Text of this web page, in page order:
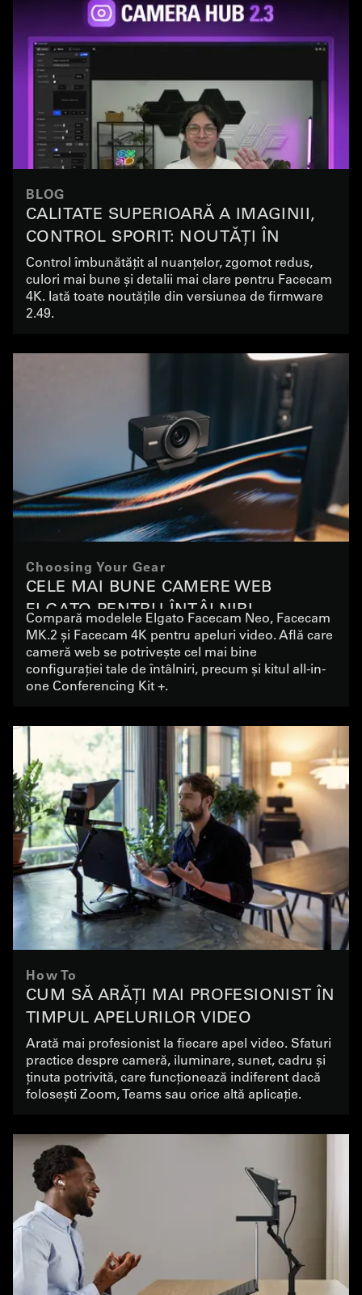
BLOG
CALITATE SUPERIOARĂ A IMAGINII,
CONTROL SPORIT: NOUTĂȚI ÎN
VERSIUNEA 2.49 A FIRMWARE-ULUI
FACECAM 4K
Control îmbunătățit al nuanțelor, zgomot redus,
culori mai bune și detalii mai clare pentru Facecam
4K. Iată toate noutățile din versiunea de firmware
2.49.
Choosing Your Gear
CELE MAI BUNE CAMERE WEB
ELGATO PENTRU ÎNTÂLNIRI
Compară modelele Elgato Facecam Neo, Facecam
MK.2 și Facecam 4K pentru apeluri video. Află care
cameră web se potrivește cel mai bine
configurației tale de întâlniri, precum și kitul all-in-
one Conferencing Kit +.
How To
CUM SĂ ARĂȚI MAI PROFESIONIST ÎN
TIMPUL APELURILOR VIDEO
Arată mai profesionist la fiecare apel video. Sfaturi
practice despre cameră, iluminare, sunet, cadru și
ținuta potrivită, care funcționează indiferent dacă
folosești Zoom, Teams sau orice altă aplicație.